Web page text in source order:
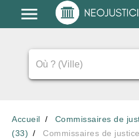
Accueil Commissaires de
(33)
Commissaires de